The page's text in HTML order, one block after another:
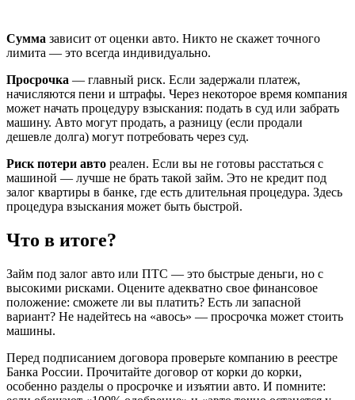
Сумма зависит от оценки авто. Никто не скажет точного
лимита — это всегда индивидуально.
Просрочка — главный риск. Если задержали платеж,
начисляются пени и штрафы. Через некоторое время компания
может начать процедуру взыскания: подать в суд или забрать
машину. Авто могут продать, а разницу (если продали
дешевле долга) могут потребовать через суд.
Риск потери авто реален. Если вы не готовы расстаться с
машиной — лучше не брать такой займ. Это не кредит под
залог квартиры в банке, где есть длительная процедура. Здесь
процедура взыскания может быть быстрой.
Что в итоге?
Займ под залог авто или ПТС — это быстрые деньги, но с
высокими рисками. Оцените адекватно свое финансовое
положение: сможете ли вы платить? Есть ли запасной
вариант? Не надейтесь на «авось» — просрочка может стоить
машины.
Перед подписанием договора проверьте компанию в реестре
Банка России. Прочитайте договор от корки до корки,
особенно разделы о просрочке и изъятии авто. И помните: